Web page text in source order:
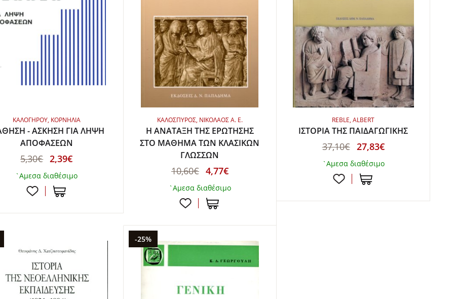
ΚΑΛΟΓΗΡΟΥ, ΚΟΡΝΗΛΙΑ
- ΑΣΚΗΣΗ ΓΙΑ ΛΗΨΗ
ΑΠΟΦΑΣΕΩΝ
5,30€ 2,39€
`Αμεσα διαθέσιμο
ΚΑΛΟΣΠΥΡΟΣ, ΝΙΚΟΛΑΟΣ Α. Ε.
Η ΑΝΑΤΑΞΗ ΤΗΣ ΕΡΩΤΗΣΗΣ
ΣΤΟ ΜΑΘΗΜΑ ΤΩΝ ΚΛΑΣΙΚΩΝ
ΓΛΩΣΣΩΝ
10,60€ 4,77€
`Αμεσα διαθέσιμο
REBLE, ALBERT
ΙΣΤΟΡΙΑ ΤΗΣ ΠΑΙΔΑΓΩΓΙΚΗΣ
37,10€ 27,83€
`Αμεσα διαθέσιμο
-25%